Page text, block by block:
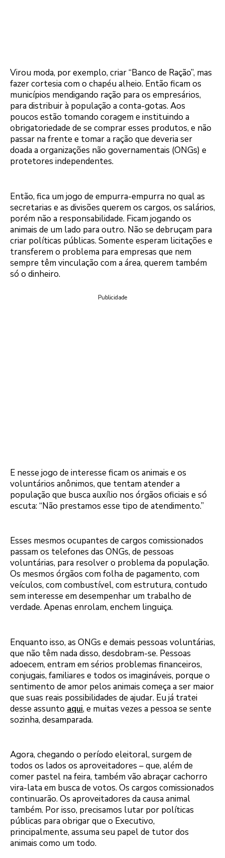
Virou moda, por exemplo, criar “Banco de Ração”, mas
fazer cortesia com o chapéu alheio. Então ficam os
municípios mendigando ração para os empresários,
para distribuir à população a conta-gotas. Aos
poucos estão tomando coragem e instituindo a
obrigatoriedade de se comprar esses produtos, e não
passar na frente e tomar a ração que deveria ser
doada a organizações não governamentais (ONGs) e
protetores independentes.
Então, fica um jogo de empurra-empurra no qual as
secretarias e as divisões querem os cargos, os salários,
porém não a responsabilidade. Ficam jogando os
animais de um lado para outro. Não se debruçam para
criar políticas públicas. Somente esperam licitações e
transferem o problema para empresas que nem
sempre têm vinculação com a área, querem também
só o dinheiro.
Publicidade
E nesse jogo de interesse ficam os animais e os
voluntários anônimos, que tentam atender a
população que busca auxílio nos órgãos oficiais e só
escuta: “Não prestamos esse tipo de atendimento.”
Esses mesmos ocupantes de cargos comissionados
passam os telefones das ONGs, de pessoas
voluntárias, para resolver o problema da população.
Os mesmos órgãos com folha de pagamento, com
veículos, com combustível, com estrutura, contudo
sem interesse em desempenhar um trabalho de
verdade. Apenas enrolam, enchem linguiça.
Enquanto isso, as ONGs e demais pessoas voluntárias,
que não têm nada disso, desdobram-se. Pessoas
adoecem, entram em sérios problemas financeiros,
conjugais, familiares e todos os imagináveis, porque o
sentimento de amor pelos animais começa a ser maior
que suas reais possibilidades de ajudar. Eu já tratei
desse assunto aqui, e muitas vezes a pessoa se sente
sozinha, desamparada.
Agora, chegando o período eleitoral, surgem de
todos os lados os aproveitadores – que, além de
comer pastel na feira, também vão abraçar cachorro
vira-lata em busca de votos. Os cargos comissionados
continuarão. Os aproveitadores da causa animal
também. Por isso, precisamos lutar por políticas
públicas para obrigar que o Executivo,
principalmente, assuma seu papel de tutor dos
animais como um todo.